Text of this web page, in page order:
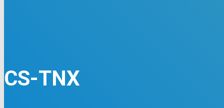
CS-TNX